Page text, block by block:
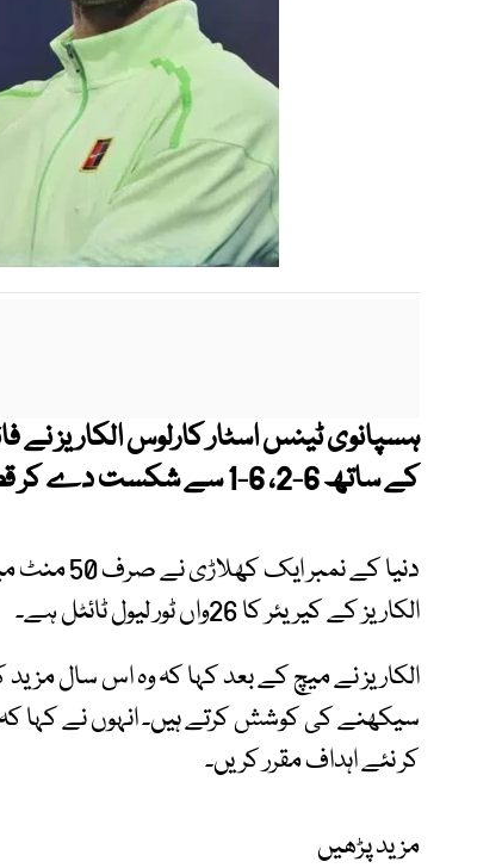
ہسپانوی ٹینس اسٹار کارلوس الکاریز نے
کے ساتھ 6-2، 6-1 سے شکست دے کر قطر اوپن ٹائٹل جیت لیا۔
دنیا کے
الکاریز کے کیریئر کا 26واں ٹور لیول ٹائٹل ہے۔
الکاریز نے میچ کے بعد کہا کہ وہ اس سال
سیکھنے کی کوشش کرتے ہیں۔ انہوں نے کہا
کر نئے اہداف مقرر کریں۔
مزید پڑھیں